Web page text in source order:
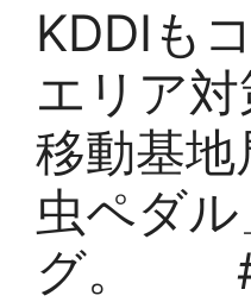
KDDIも
エリア対
移動基地
虫ペダ
グ。